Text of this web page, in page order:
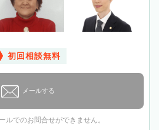
初回相談無料
メールする
ルでのお問合せができません。